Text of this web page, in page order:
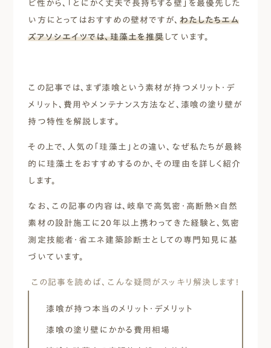
ビ性から、「とにかく丈夫で長持ちする壁」を最優先した
い方にとってはおすすめの壁材ですが、 わたしたちエム
ズアソシエイツでは、珪藻土を推奨 しています。
この記事では、まず漆喰という素材が持つメリット・デ
メリット、費用やメンテナンス方法など、漆喰の塗り壁が
持つ特性を解説します。
その上で、人気の「珪藻土」との違い、なぜ私たちが最終
的に珪藻土をおすすめするのか、その理由を詳しく紹介
します。
なお、この記事の内容は、岐阜で高気密・高断熱×自然
素材の設計施工に20年以上携わってきた経験と、気密
測定技能者・省エネ建築診断士としての専門知見に基
づいています。
この記事を読めば、こんな疑問がスッキリ解決します！
漆喰が持つ本当のメリット・デメリット
漆喰の塗り壁にかかる費用相場